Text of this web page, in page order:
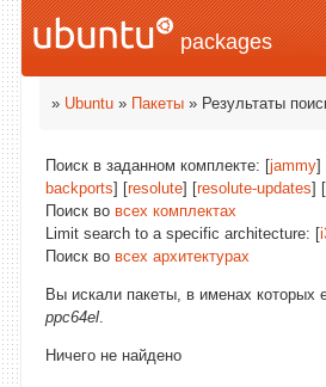
packages
» Ubuntu » Пакеты » Результаты
Поиск в заданном комплекте: [jammy]
backports] [resolute] [resolute-updates] [
Поиск во всех комплектах
Limit search to a specific architecture: [
Поиск во всех архитектурах
Вы искали пакеты, в именах которых
ppc64el.
Ничего не найдено